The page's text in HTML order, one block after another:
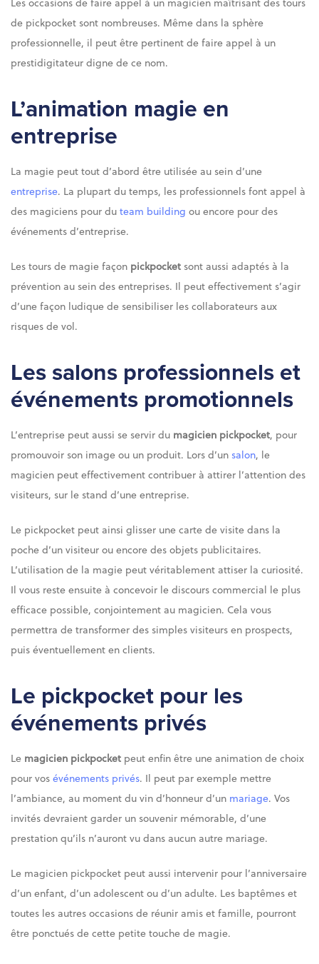
de pickpocket sont nombreuses. Même dans la sphère
professionnelle, il peut être pertinent de faire appel à un
prestidigitateur digne de ce nom.
L’animation magie en
entreprise
La magie peut tout d’abord être utilisée au sein d’une
entreprise. La plupart du temps, les professionnels font appel à
des magiciens pour duteam building ou encore pour des
événements d’entreprise.
Les tours de magie façon pickpocket sont aussi adaptés à la
prévention au sein des entreprises. Il peut effectivement s’agir
d’une façon ludique de sensibiliser les collaborateurs aux
risques de vol.
Les salons professionnels et
événements promotionnels
L’entreprise peut aussi se servir du magicien pickpocket, pour
promouvoir son image ou un produit. Lors d’un salon, le
magicien peut effectivement contribuer à attirer l’attention des
visiteurs, sur le stand d’une entreprise.
Le pickpocket peut ainsi glisser une carte de visite dans la
poche d’un visiteur ou encore des objets publicitaires.
L’utilisation de la magie peut véritablement attiser la curiosité.
Il vous reste ensuite à concevoir le discours commercial le plus
efficace possible, conjointement au magicien. Cela vous
permettra de transformer des simples visiteurs en prospects,
puis éventuellement en clients.
Le pickpocket pour les
événements privés
Le magicien pickpocket peut enfin être une animation de choix
pour vosévénements privés. Il peut par exemple mettre
l’ambiance, au moment du vin d’honneur d’un mariage. Vos
invités devraient garder un souvenir mémorable, d’une
prestation qu’ils n’auront vu dans aucun autre mariage.
Le magicien pickpocket peut aussi intervenir pour l’anniversaire
d’un enfant, d’un adolescent ou d’un adulte. Les baptêmes et
toutes les autres occasions de réunir amis et famille, pourront
être ponctués de cette petite touche de magie.